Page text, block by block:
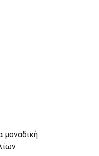
μοναδική